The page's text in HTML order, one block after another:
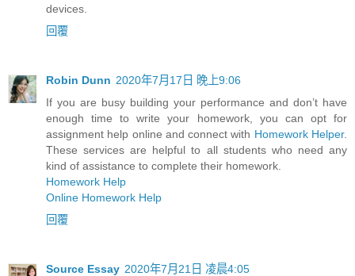
devices.
回覆
Robin Dunn 2020年7月17日 晚上9:06
If you are busy building your performance and don’t have
enough time to write your homework, you can opt for
assignment help online and connect with Homework Helper.
These services are helpful to all students who need any
kind of assistance to complete their homework.
Homework Help
Online Homework Help
回覆
Source Essay 2020年7月21日 凌晨4:05